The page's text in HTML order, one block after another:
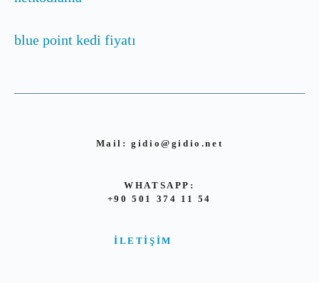
blue point kedi fiyatı
Mail: gidio@gidio.net
WHATSAPP:
+90 501 374 11 54
İLETIŞIM